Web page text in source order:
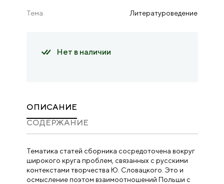
Тема Литературоведение
Нет в наличии
ОПИСАНИЕ
CОДЕРЖАНИЕ
Тематика статей сборника сосредоточена вокруг
широкого круга про­блем, связанных с русскими
контекстами творчества Ю. Словацкого. Это и
осмысление поэтом взаимоотношений Польши с